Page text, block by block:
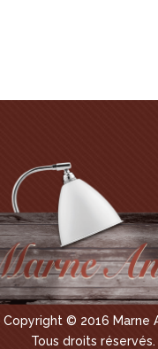
Copyright © 2016 Marne
Tous droits réservés.